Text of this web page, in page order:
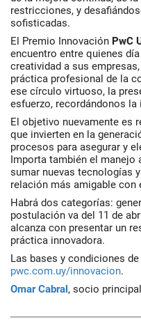
restricciones, y
sofisticadas.
El Premio Innovación PwC
encuentro entre quienes
creatividad a sus
práctica profesional de la
ese círculo virtuoso, la
esfuerzo, recordándonos
El objetivo nuevamente es
que invierten en la
procesos para asegurar y
Importa también el manejo
sumar nuevas tecnologías
relación más amigable con
Habrá dos categorías:
postulación va del 11 de
alcanza con presentar un
práctica innovadora.
Las bases y condiciones
pwc.com.uy/innovacion.
Omar Cabral, socio